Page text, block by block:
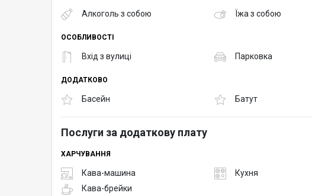
Алкоголь з собою Їжа з собою
ОСОБЛИВОСТІ
Вхід з вулиці Парковка
ДОДАТКОВО
Басейн Батут
Послуги за додаткову плату
ХАРЧУВАННЯ
Кава-машина Кухня
Кава-брейки